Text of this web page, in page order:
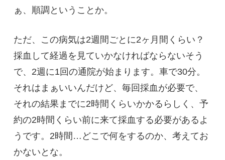
ぁ、順調ということか。
ただ、この病気は2週間ごとに2ヶ月間くらい？
採血して経過を見ていかなければならないそう
で、2週に1回の通院が始まります。車で30分。
それはまぁいいんだけど、毎回採血が必要で、
それの結果までに2時間くらいかかるらしく、予
約の2時間くらい前に来て採血する必要があるよ
うです。2時間…どこで何をするのか、考えてお
かないとな。